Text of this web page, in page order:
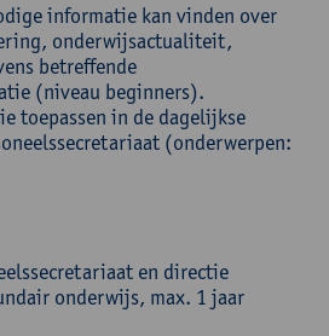
informatie kan vinden over
onderwijsactualiteit,
betreffende
(niveau beginners).
toepassen in de dagelijkse
(onderwerpen:
en directie
onderwijs, max. 1 jaar